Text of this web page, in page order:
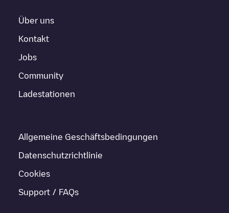
Über uns
Kontakt
Jobs
Community
Ladestationen
Allgemeine Geschäftsbedingungen
Datenschutzrichtlinie
Cookies
Support / FAQs